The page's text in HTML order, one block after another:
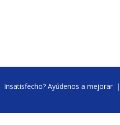
Insatisfecho? Ayúdenos a mejorar|